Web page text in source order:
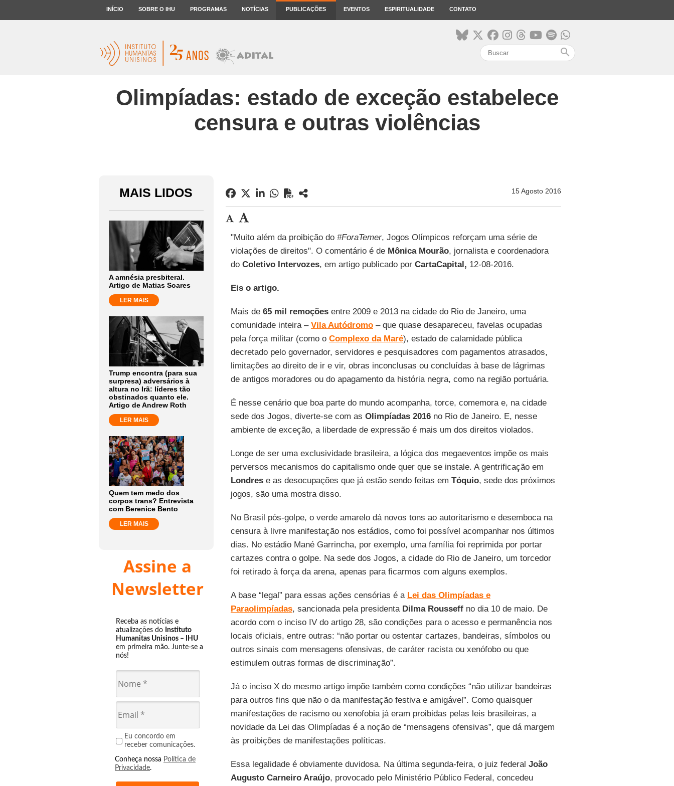
INÍCIO SOBRE O IHU PROGRAMAS NOTÍCIAS PUBLICAÇÕES EVENTOS ESPIRITUALIDADE CONTATO
search
Olimpíadas: estado de exceção estabelece
censura e outras violências
MAIS LIDOS
A amnésia presbiteral.
Artigo de Matias Soares
LER MAIS
Trump encontra (para sua
surpresa) adversários à
altura no Irã: líderes tão
obstinados quanto ele.
Artigo de Andrew Roth
LER MAIS
Quem tem medo dos
corpos trans? Entrevista
com Berenice Bento
LER MAIS
Assine a
Newsletter
Receba as notícias e
atualizações do Instituto
Humanitas Unisinos – IHU
em primeira mão. Junte-se a
nós!
Eu concordo em
receber comunicações.
Conheça nossa Política de
Privacidade.
15 Agosto 2016
"Muito além da proibição do #ForaTemer, Jogos Olímpicos reforçam uma série de
violações de direitos". O comentário é de Mônica Mourão, jornalista e coordenadora
do Coletivo Intervozes, em artigo publicado por CartaCapital, 12-08-2016.
Eis o artigo.
Mais de 65 mil remoçõesentre 2009 e 2013 na cidade do Rio de Janeiro, uma
comunidade inteira – Vila Autódromo– que quase desapareceu, favelas ocupadas
pela força militar (como o Complexo da Maré), estado de calamidade pública
decretado pelo governador, servidores e pesquisadores com pagamentos atrasados,
limitações ao direito de ir e vir, obras inconclusas ou concluídas à base de lágrimas
de antigos moradores ou do apagamento da história negra, como na região portuária.
É nesse cenário que boa parte do mundo acompanha, torce, comemora e, na cidade
sede dos Jogos, diverte-se com as Olimpíadas 2016no Rio de Janeiro. E, nesse
ambiente de exceção, a liberdade de expressão é mais um dos direitos violados.
Longe de ser uma exclusividade brasileira, a lógica dos megaeventos impõe os mais
perversos mecanismos do capitalismo onde quer que se instale. A gentrificação em
Londrese as desocupações que já estão sendo feitas em Tóquio, sede dos próximos
jogos, são uma mostra disso.
No Brasil pós-golpe, o verde amarelo dá novos tons ao autoritarismo e desemboca na
censura à livre manifestação nos estádios, como foi possível acompanhar nos últimos
dias. No estádio Mané Garrincha, por exemplo, uma família foi reprimida por portar
cartazes contra o golpe. Na sede dos Jogos, a cidade do Rio de Janeiro, um torcedor
foi retirado à força da arena, apenas para ficarmos com alguns exemplos.
A base “legal” para essas ações censórias é a Lei das Olimpíadas e
Paraolimpíadas, sancionada pela presidenta Dilma Rousseffno dia 10 de maio. De
acordo com o inciso IV do artigo 28, são condições para o acesso e permanência nos
locais oficiais, entre outras: “não portar ou ostentar cartazes, bandeiras, símbolos ou
outros sinais com mensagens ofensivas, de caráter racista ou xenófobo ou que
estimulem outras formas de discriminação”.
Já o inciso X do mesmo artigo impõe também como condições “não utilizar bandeiras
para outros fins que não o da manifestação festiva e amigável”. Como quaisquer
manifestações de racismo ou xenofobia já eram proibidas pelas leis brasileiras, a
novidade da Lei das Olimpíadas é a noção de “mensagens ofensivas”, que dá margem
às proibições de manifestações políticas.
Essa legalidade é obviamente duvidosa. Na última segunda-feira, o juiz federal João
Augusto Carneiro Araújo, provocado pelo Ministério Público Federal, concedeu